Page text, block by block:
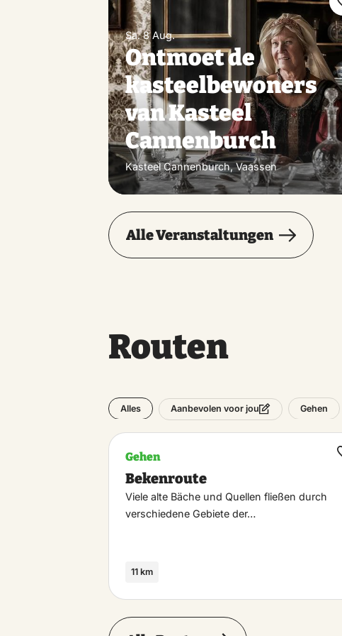
Sa. 8 Aug.
Ontmoet de
kasteelbewoners
van Kasteel
Cannenburch
Kasteel Cannenburch, Vaassen
Alle Veranstaltungen
Routen
Alles Aanbevolen voor jou Gehen
Gehen
Bekenroute
Viele alte Bäche und Quellen fließen durch
verschiedene Gebiete der…
11 km